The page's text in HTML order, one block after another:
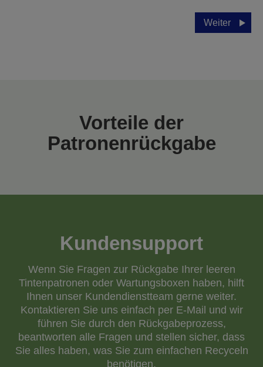
Weiter
Vorteile der
Patronenrückgabe
Kundensupport
Wenn Sie Fragen zur Rückgabe Ihrer leeren
Tintenpatronen oder Wartungsboxen haben, hilft
Ihnen unser Kundendienstteam gerne weiter.
Kontaktieren Sie uns einfach per E-Mail und wir
führen Sie durch den Rückgabeprozess,
beantworten alle Fragen und stellen sicher, dass
Sie alles haben, was Sie zum einfachen Recyceln
benötigen.